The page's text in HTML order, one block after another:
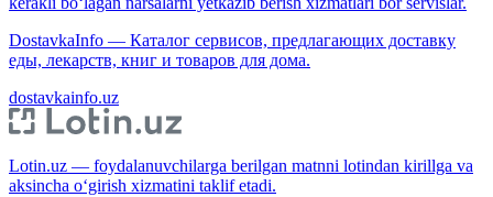
DostavkaInfo — Каталог сервисов, предлагающих доставку
еды, лекарств, книг и товаров для дома.
dostavkainfo.uz
Lotin.uz — foydalanuvchilarga berilgan matnni lotindan kirillga va
aksincha o‘girish xizmatini taklif etadi.